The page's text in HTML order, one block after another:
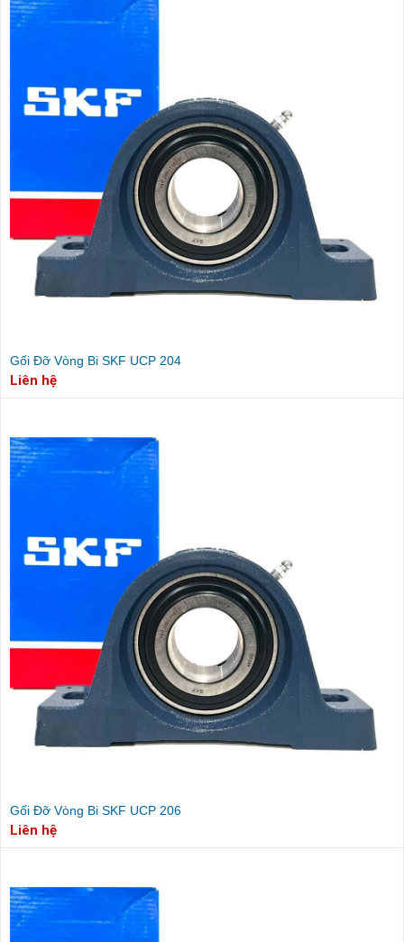
Gối Đỡ Vòng Bi SKF UCP 204
Liên hệ
Gối Đỡ Vòng Bi SKF UCP 206
Liên hệ